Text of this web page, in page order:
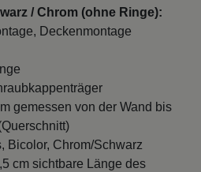
/ Chrom (ohne Ringe):
Deckenmontage
gemessen von der Wand bis
Bicolor, Chrom/Schwarz
cm sichtbare Länge des